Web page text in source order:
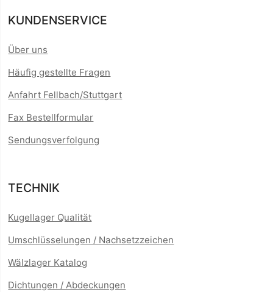
KUNDENSERVICE
Über uns
Häufig gestellte Fragen
Anfahrt Fellbach/Stuttgart
Fax Bestellformular
Sendungsverfolgung
TECHNIK
Kugellager Qualität
Umschlüsselungen / Nachsetzzeichen
Wälzlager Katalog
Dichtungen / Abdeckungen